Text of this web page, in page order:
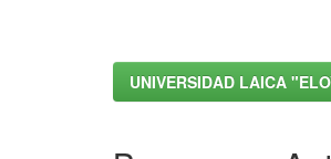
UNIVERSIDAD LAICA